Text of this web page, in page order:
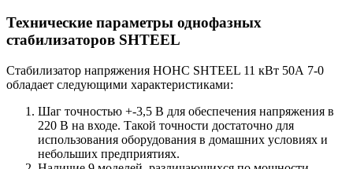
Технические параметры однофазных
стабилизаторов SHTEEL
Стабилизатор напряжения НОНС SHTEEL 11 кВт 50А 7-0
обладает следующими характеристиками:
Шаг точностью +-3,5 В для обеспечения напряжения в
220 В на входе. Такой точности достаточно для
использования оборудования в домашних условиях и
небольших предприятиях.